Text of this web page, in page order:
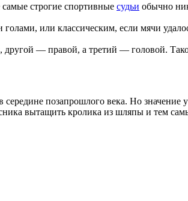
строгие спортивные судьи обычно
или классическим, если мячи
— правой, а третий — головой.
позапрошлого века. Но значение
вытащить кролика из шляпы и тем